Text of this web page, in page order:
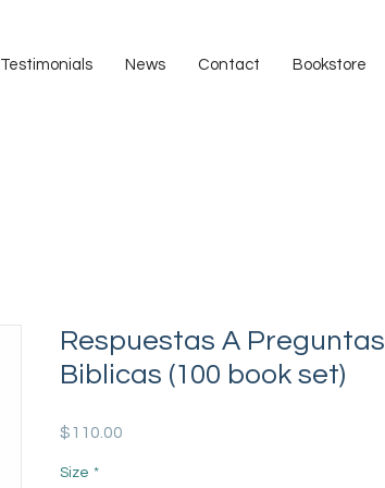
Testimonials News Contact Bookstore
Respuestas A Preguntas
Biblicas (100 book set)
$110.00
Size *